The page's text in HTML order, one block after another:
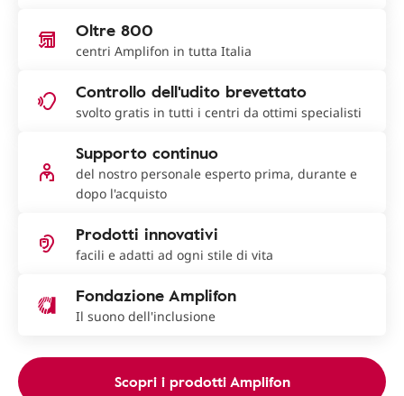
Oltre 800
centri Amplifon in tutta Italia
Controllo dell'udito brevettato
svolto gratis in tutti i centri da ottimi specialisti
Supporto continuo
del nostro personale esperto prima, durante e
dopo l'acquisto
Prodotti innovativi
facili e adatti ad ogni stile di vita
Fondazione Amplifon
Il suono dell'inclusione
Scopri i prodotti Amplifon